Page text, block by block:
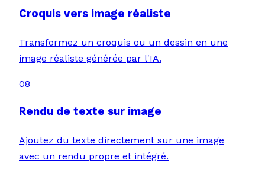
Croquis vers image réaliste
Transformez un croquis ou un dessin en une
image réaliste générée par l'IA.
08
Rendu de texte sur image
Ajoutez du texte directement sur une image
avec un rendu propre et intégré.